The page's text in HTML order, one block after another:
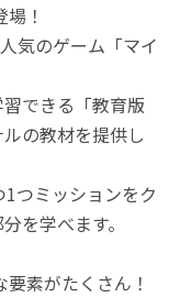
！
気のゲーム「マイ
できる「教育版
の教材を提供し
つミッションをク
を学べます。
素がたくさん！